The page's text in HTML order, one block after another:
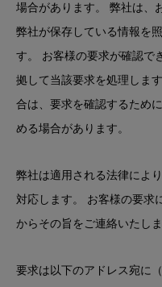
場合があります。 弊社は、
弊社が保存している情報を
す。 お客様の要求が確認で
拠して当該要求を処理しま
合は、要求を確認するため
める場合があります。
弊社は適用される法律によ
対応します。 お客様の要求
からその旨をご連絡いたしま
要求は以下のアドレス宛に